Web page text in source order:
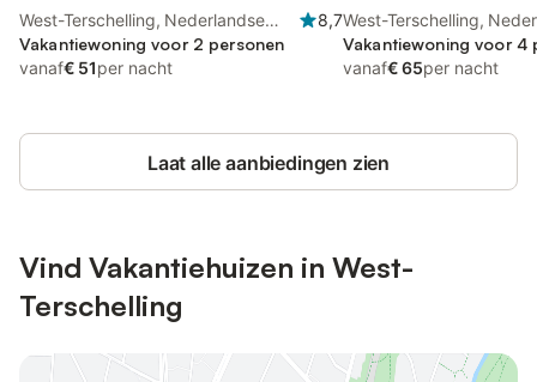
West-Terschelling, Nederlandse
waddeneilanden
8,7
Vakantiewoning voor 2 personen
vanaf€ 51per nacht
West-Terschelling,
waddeneilanden
Vakantiewoning voor 4
vanaf€ 65per nacht
Laat alle aanbiedingen zien
Vind Vakantiehuizen in West-
Terschelling